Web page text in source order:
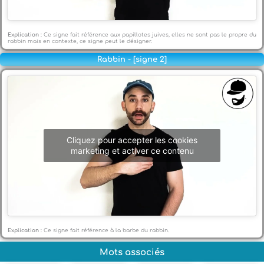
Explication : Ce signe fait référence aux papillotes juives, elles ne sont pas le propre du
rabbin mais en contexte, ce signe peut le désigner.
Rabbin - [signe 2]
Cliquez pour accepter les cookies
marketing et activer ce contenu
Explication : Ce signe fait référence à la barbe du rabbin.
Mots associés